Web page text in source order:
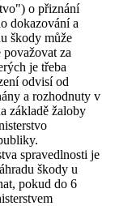
o přiznání
dokazování a
škody může
za
je třeba
odvisí od
a rozhodnuty v
základě žaloby
spravedlnosti je
škody u
pokud do 6